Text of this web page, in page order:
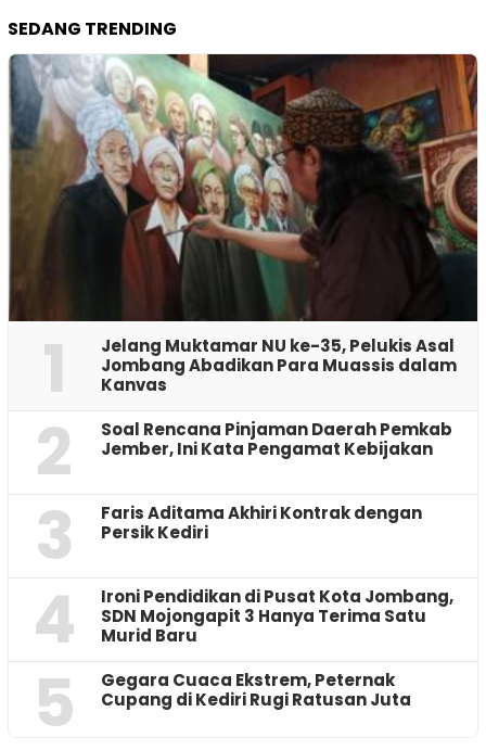
SEDANG TRENDING
1
Jelang Muktamar NU ke-35, Pelukis Asal
Jombang Abadikan Para Muassis dalam
Kanvas
2
‎Soal Rencana Pinjaman Daerah Pemkab
Jember, Ini Kata Pengamat Kebijakan ‎
3
Faris Aditama Akhiri Kontrak dengan
Persik Kediri
4
Ironi Pendidikan di Pusat Kota Jombang,
SDN Mojongapit 3 Hanya Terima Satu
Murid Baru
5
‎Gegara Cuaca Ekstrem, Peternak
Cupang di Kediri Rugi Ratusan Juta